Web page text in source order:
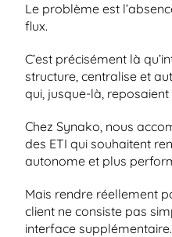
Le problème est
flux.
C’est précisément là
structure, centralise et
qui, jusque-là, reposaient
Chez Synako, nous
des ETI qui souhaitent
autonome et plus
Mais rendre réellement
client ne consiste pas
interface